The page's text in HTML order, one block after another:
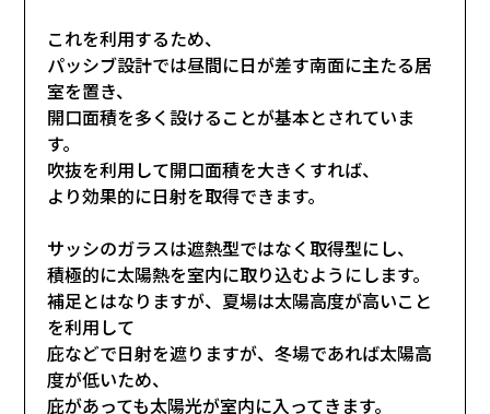
これを利用するため、
パッシブ設計では昼間に日が差す南面に主たる居
室を置き、
開口面積を多く設けることが基本とされていま
す。
吹抜を利用して開口面積を大きくすれば、
より効果的に日射を取得できます。
サッシのガラスは遮熱型ではなく取得型にし、
積極的に太陽熱を室内に取り込むようにします。
補足とはなりますが、夏場は太陽高度が高いこと
を利用して
庇などで日射を遮りますが、冬場であれば太陽高
度が低いため、
庇があっても太陽光が室内に入ってきます。